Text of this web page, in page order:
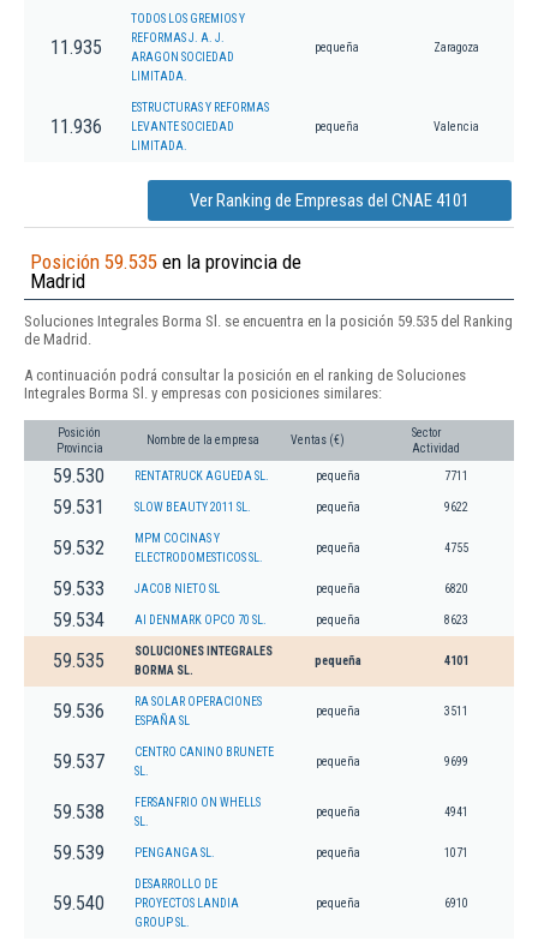
11.935
TODOS LOS GREMIOS Y
REFORMAS J. A. J.
ARAGON SOCIEDAD
LIMITADA.
pequeña Zaragoza
11.936
ESTRUCTURAS Y REFORMAS
LEVANTE SOCIEDAD
LIMITADA.
pequeña Valencia
Ver Ranking de Empresas del CNAE 4101
Posición 59.535 en la provincia de
Madrid
Soluciones Integrales Borma Sl. se encuentra en la posición 59.535 del Ranking
de Madrid.
A continuación podrá consultar la posición en el ranking de Soluciones
Integrales Borma Sl. y empresas con posiciones similares:
Posición
Provincia
Nombre de la empresa Ventas (€)
Sector
Actividad
59.530 RENTATRUCK AGUEDA SL. pequeña 7711
59.531 SLOW BEAUTY 2011 SL. pequeña 9622
59.532
MPM COCINAS Y
ELECTRODOMESTICOS SL.
pequeña 4755
59.533 JACOB NIETO SL pequeña 6820
59.534 AI DENMARK OPCO 70 SL. pequeña 8623
59.535
SOLUCIONES INTEGRALES
BORMA SL.
pequeña 4101
59.536
RA SOLAR OPERACIONES
ESPAÑA SL
pequeña 3511
59.537
CENTRO CANINO BRUNETE
SL.
pequeña 9699
59.538
FERSANFRIO ON WHELLS
SL.
pequeña 4941
59.539 PENGANGA SL. pequeña 1071
59.540
DESARROLLO DE
PROYECTOS LANDIA
GROUP SL.
pequeña 6910